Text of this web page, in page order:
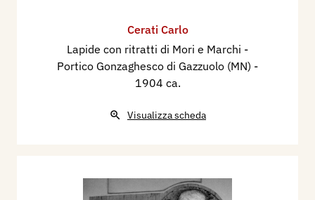
Cerati Carlo
Lapide con ritratti di Mori e Marchi -
Portico Gonzaghesco di Gazzuolo (MN) -
1904 ca.
Visualizza scheda